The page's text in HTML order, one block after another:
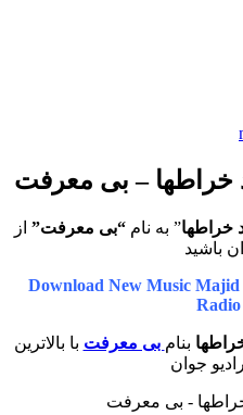
خراطها – بی معرفت
خراطها” به نام“بی معرفت” از
باشید
Download New Music
بنام بی معرفت با بالاترین
جوان